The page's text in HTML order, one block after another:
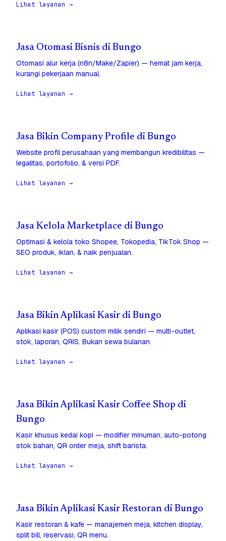
Lihat layanan →
Jasa Otomasi Bisnis di Bungo
Otomasi alur kerja (n8n/Make/Zapier) — hemat jam kerja,
kurangi pekerjaan manual.
Lihat layanan →
Jasa Bikin Company Profile di Bungo
Website profil perusahaan yang membangun kredibilitas —
legalitas, portofolio, & versi PDF.
Lihat layanan →
Jasa Kelola Marketplace di Bungo
Optimasi & kelola toko Shopee, Tokopedia, TikTok Shop —
SEO produk, iklan, & naik penjualan.
Lihat layanan →
Jasa Bikin Aplikasi Kasir di Bungo
Aplikasi kasir (POS) custom milik sendiri — multi-outlet,
stok, laporan, QRIS. Bukan sewa bulanan.
Lihat layanan →
Jasa Bikin Aplikasi Kasir Coffee Shop di
Bungo
Kasir khusus kedai kopi — modifier minuman, auto-potong
stok bahan, QR order meja, shift barista.
Lihat layanan →
Jasa Bikin Aplikasi Kasir Restoran di Bungo
Kasir restoran & kafe — manajemen meja, kitchen display,
split bill, reservasi, QR menu.